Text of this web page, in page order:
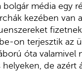
bolgár média egy
kezében van
on terjesztik az
óta valamivel
de azért